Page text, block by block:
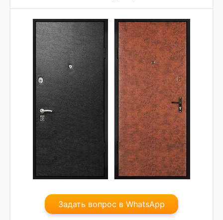
Задать вопрос в WhatsApp